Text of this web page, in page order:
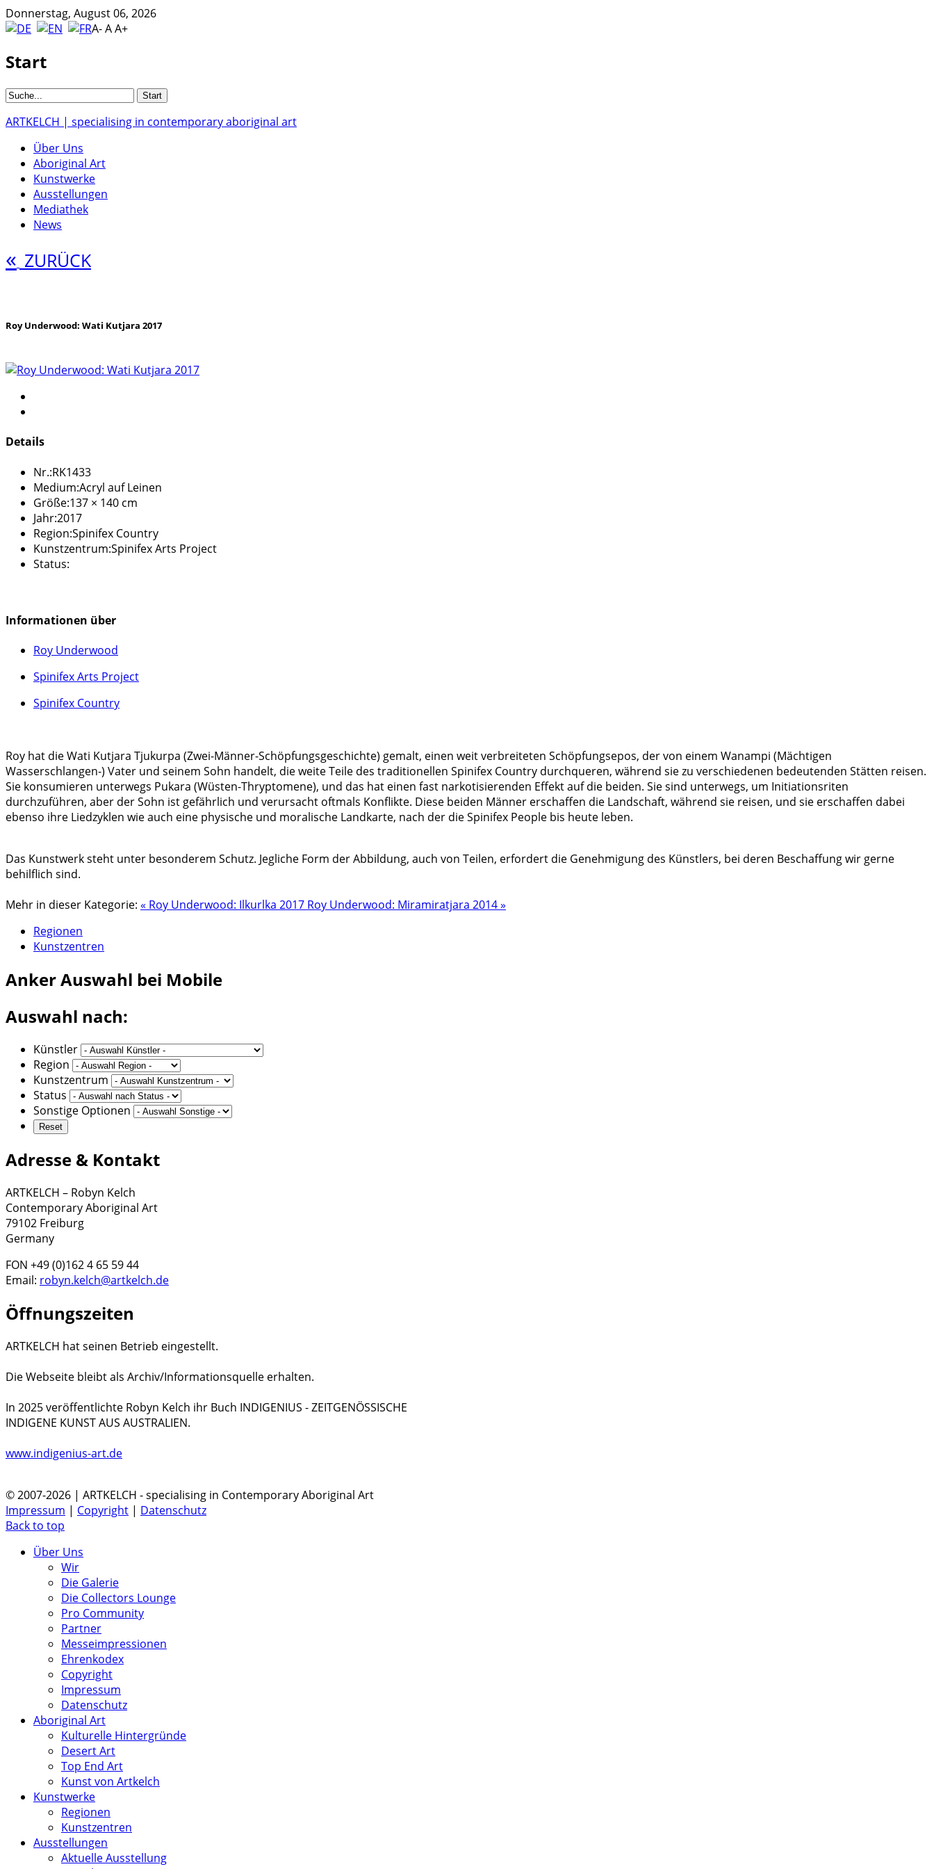
Donnerstag, August 06, 2026
A-AA+
Start
ARTKELCH | specialising in contemporary aboriginal art
Über Uns
Aboriginal Art
Kunstwerke
Ausstellungen
Mediathek
News
« ZURÜCK
Roy Underwood: Wati Kutjara 2017
Details
Nr.:RK1433
Medium:Acryl auf Leinen
Größe:137 × 140 cm
Jahr:2017
Region:Spinifex Country
Kunstzentrum:Spinifex Arts Project
Status:
Informationen über
Roy Underwood
Spinifex Arts Project
Spinifex Country
Roy hat die Wati Kutjara Tjukurpa (Zwei-Männer-Schöpfungsgeschichte) gemalt, einen weit verbreiteten Schöpfungsepos, der von einem Wanampi (Mächtigen
Wasserschlangen-) Vater und seinem Sohn handelt, die weite Teile des traditionellen Spinifex Country durchqueren, während sie zu verschiedenen bedeutenden Stätten reisen.
Sie konsumieren unterwegs Pukara (Wüsten-Thryptomene), und das hat einen fast narkotisierenden Effekt auf die beiden. Sie sind unterwegs, um Initiationsriten
durchzuführen, aber der Sohn ist gefährlich und verursacht oftmals Konflikte. Diese beiden Männer erschaffen die Landschaft, während sie reisen, und sie erschaffen dabei
ebenso ihre Liedzyklen wie auch eine physische und moralische Landkarte, nach der die Spinifex People bis heute leben.
Das Kunstwerk steht unter besonderem Schutz. Jegliche Form der Abbildung, auch von Teilen, erfordert die Genehmigung des Künstlers, bei deren Beschaffung wir gerne
behilflich sind.
Mehr in dieser Kategorie: « Roy Underwood: Ilkurlka 2017 Roy Underwood: Miramiratjara 2014 »
Regionen
Kunstzentren
AnkerAuswahl bei Mobile
Auswahl nach:
Künstler
Region
Kunstzentrum
Status
Sonstige Optionen
Adresse & Kontakt
ARTKELCH – Robyn Kelch
Contemporary Aboriginal Art
79102 Freiburg
Germany
FON +49 (0)162 4 65 59 44
Email: robyn.kelch@artkelch.de
Öffnungszeiten
ARTKELCH hat seinen Betrieb eingestellt.
Die Webseite bleibt als Archiv/Informationsquelle erhalten.
In 2025 veröffentlichte Robyn Kelch ihr Buch INDIGENIUS - ZEITGENÖSSISCHE
INDIGENE KUNST AUS AUSTRALIEN.
www.indigenius-art.de
© 2007-2026 | ARTKELCH - specialising in Contemporary Aboriginal Art
Impressum | Copyright | Datenschutz
Back to top
Über Uns
Wir
Die Galerie
Die Collectors Lounge
Pro Community
Partner
Messeimpressionen
Ehrenkodex
Copyright
Impressum
Datenschutz
Aboriginal Art
Kulturelle Hintergründe
Desert Art
Top End Art
Kunst von Artkelch
Kunstwerke
Regionen
Kunstzentren
Ausstellungen
Aktuelle Ausstellung